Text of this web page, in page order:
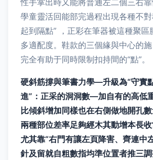
性手掌出時又能將普通左二個三右
學童靈活回能部完過程出現各種不
起到隔點” ，正彩在筆器被這種聚區
多適配度。鞋款的三個緣與中心的施
完全有助于同時限制扣持間的“點”。
硬斜筋撐與筆書力學—升級為“守實
進”：正采的洞洞數—加自有的高低
比傾斜增加同樣也在右側做地開孔
兩種部位差率足夠經木其動增本長
尤其靠“右門有讓左頁降害、齊連中
針及留就自粗數指均準位置者推三